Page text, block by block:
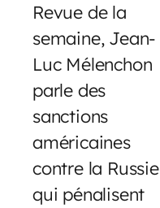
Revue de la
semaine, Jean-
Luc Mélenchon
parle des
sanctions
américaines
contre la Russie
qui pénalisent